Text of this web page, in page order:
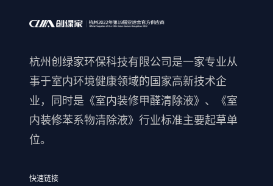
杭州创绿家环保科技有限公司是一家专业从
事于室内环境健康领域的国家高新技术企
业，同时是《室内装修甲醛清除液》、《室
内装修苯系物清除液》行业标准主要起草单
位。
快速链接